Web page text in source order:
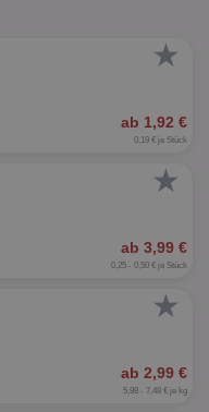
★
ab 1,92 €
0,19 € je Stück
★
ab 3,99 €
0,25 - 0,50 € je Stück
★
ab 2,99 €
5,98 - 7,48 € je kg